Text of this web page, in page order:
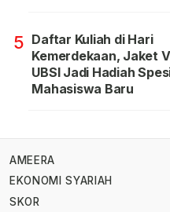
5 Daftar Kuliah di Hari
Kemerdekaan, Jaket
UBSI Jadi Hadiah
Mahasiswa Baru
AMEERA
EKONOMI SYARIAH
SKOR